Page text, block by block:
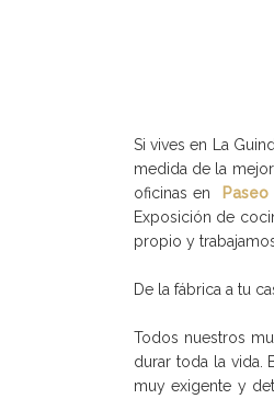
Si vives en La
medida de la
oficinas en
Exposición de
propio y
De la fábrica a tu
Todos nuestros
durar toda la vida.
muy exigente y